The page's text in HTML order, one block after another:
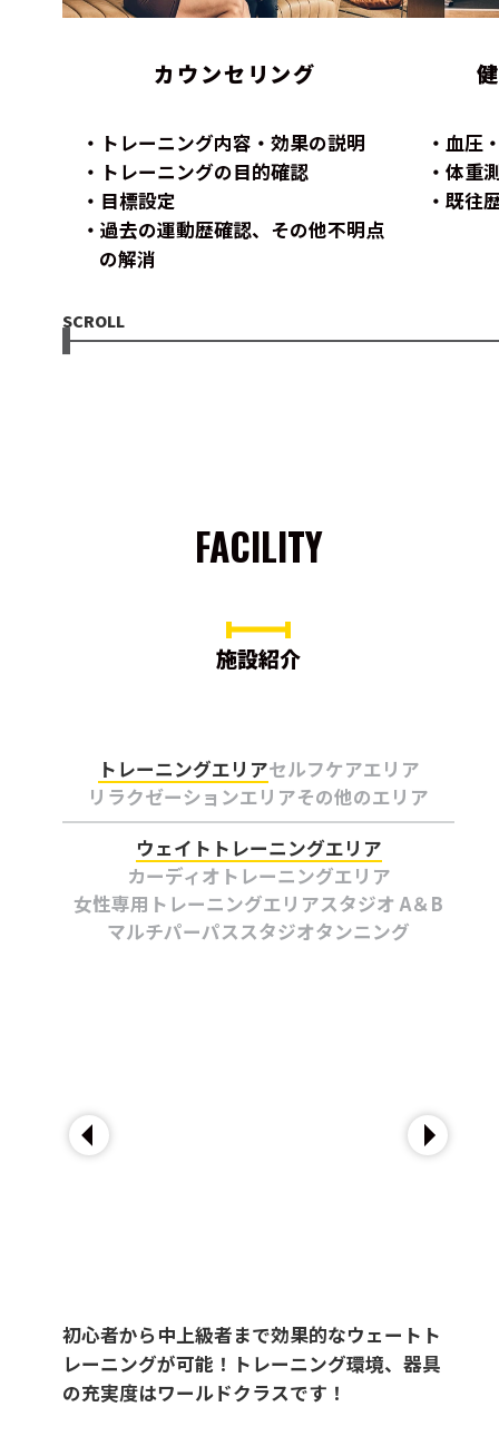
カウンセリング
トレーニング内容・効果の説明
トレーニングの目的確認
目標設定
過去の運動歴確認、その他不明点
の解消
血圧
体重
既往
SCROLL
FACILITY
施設紹介
トレーニングエリアセルフケアエリア
リラクゼーションエリアその他のエリア
ウェイトトレーニングエリア
カーディオトレーニングエリア
女性専用トレーニングエリアスタジオ A＆B
マルチパーパススタジオタンニング
初心者から中上級者まで効果的なウェートト
レーニングが可能！トレーニング環境、器具
の充実度はワールドクラスです！